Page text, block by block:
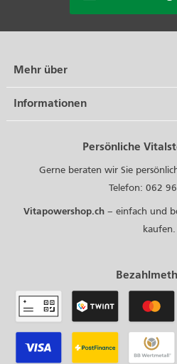
Mehr über
Informationen
Persönliche
Gerne beraten wir Sie
Telefon: 062
Vitapowershop.ch – einfach und
kaufen.